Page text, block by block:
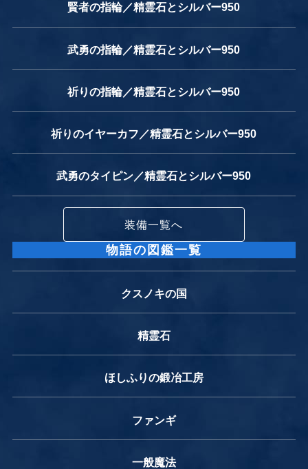
賢者の指輪／精霊石とシルバー950
武勇の指輪／精霊石とシルバー950
祈りの指輪／精霊石とシルバー950
祈りのイヤーカフ／精霊石とシルバー950
武勇のタイピン／精霊石とシルバー950
装備一覧へ
物語の図鑑一覧
クスノキの国
精霊石
ほしふりの鍛冶工房
ファンギ
一般魔法